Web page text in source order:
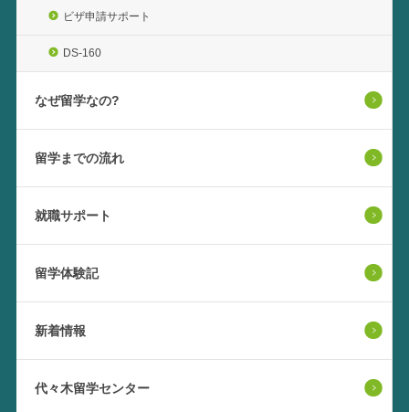
ビザ申請サポート
DS-160
なぜ留学なの?
留学までの流れ
就職サポート
留学体験記
新着情報
代々木留学センター